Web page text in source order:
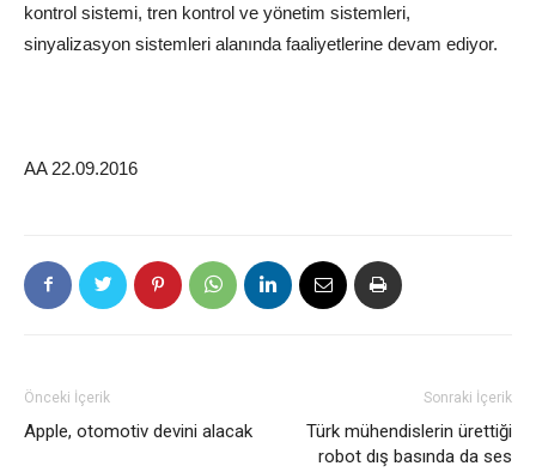
kontrol sistemi, tren kontrol ve yönetim sistemleri,
sinyalizasyon sistemleri alanında faaliyetlerine devam ediyor.
AA 22.09.2016
Önceki İçerik
Apple, otomotiv devini alacak
Sonraki İçerik
Türk mühendislerin ürettiği
robot dış basında da ses